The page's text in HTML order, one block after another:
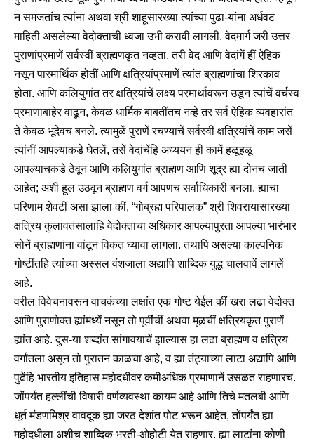
न समजतांच त्यांना अथवा श्री शाहूसारख्या त्यांच्या पुढा-यांना अर्धवट
माहिती असलेल्या वेदोक्ताची ध्वजा उभी करावी लागली. वेदमार्ग जरी उत्तर
पुराणांप्रमाणें सर्वस्वीं ब्राह्मणकृत नव्हता, तरी वेद आणि वेदांगें हीं ऐहिक
नसून पारमार्थिक होतीं आणि क्षत्रियांप्रमाणें त्यांत ब्राह्मणांचा शिरकाव
होता. आणि कलियुगांत तर क्षत्रियांचें लक्ष्य परमार्थावरून उडून त्यांचें वर्चस्व
प्रमाणाबाहेर वाढून, केवळ धार्मिक बाबतींतच नव्हे तर सर्व ऐहिक व्यवहारांत
ते केवळ भूदेवच बनले. त्यामुळें पुराणें रचण्याचें सर्वस्वीं क्षत्रियांचें काम जसें
त्यांनीं आपल्याकडे घेतलें, तसें वेदांचेंहि अध्ययन ही कामें हळूहळू
आपल्याचकडे ठेवून आणि कलियुगांत ब्राह्मण आणि शूद्र ह्या दोनच जाती
आहेत; अशी हूल उठवून ब्राह्मण वर्ग आपणच सर्वाधिकारी बनला. ह्याचा
परिणाम शेवटीं असा झाला कीं, “गोब्रह्म परिपालक” श्री शिवरायासारख्या
क्षत्रिय कुलावतंसालाहि वेदोक्ताचा अधिकार आपल्यापुरता आपल्या भारंभार
सोनें ब्राह्मणांना वांटून विकत घ्यावा लागला. तथापि असल्या काल्पनिक
गोष्टींतहि त्यांच्या अस्सल वंशजाला अद्यापि शाब्दिक युद्ध चालवावें लागलें
आहे.
वरील विवेचनावरून वाचकंच्या लक्षांत एक गोष्ट येईल कीं खरा लढा वेदोक्त
आणि पुराणोक्त ह्यांमध्यें नसून तो पूर्वींचीं अथवा मूळचीं क्षत्रियकृत पुराणें
ह्यांत आहे. दुस-या शब्दांत सांगावयाचें झाल्यास हा लढा ब्राह्मण व क्षत्रिय
वर्गांतला असून तो पुरातन काळचा आहे, व ह्या तंट्याच्या लाटा अद्यापि आणि
पुढेंहि भारतीय इतिहास महोदधीवर कमीअधिक प्रमाणानें उसळत राहणारच.
जोंपर्यंत हल्लींची विषारी वर्णव्यवस्था कायम आहे आणि तिचे मतलबी आणि
धूर्त मंडणमिश्र वावदूक ह्या जरठ देशांत पोट भरून आहेत, तोंपर्यंत ह्या
महोदधीला अशीच शाब्दिक भरती-ओहोटी येत राहणार. ह्या लाटांना कोणी